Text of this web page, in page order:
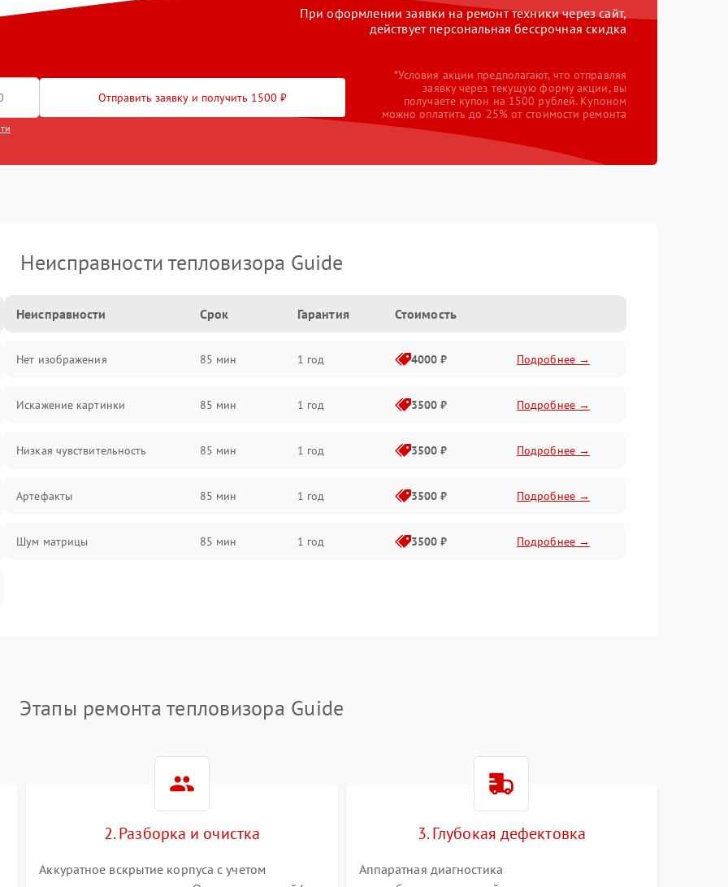
При оформлении заявки на ремонт техники через сайт,
действует персональная бессрочная скидка
Отправить заявку и получить 1500 ₽
*Условия акции предполагают, что отправляя
заявку через текущую форму акции, вы
получаете купон на 1500 рублей. Купоном
можно оплатить до 25% от стоимости ремонта
Неисправности тепловизора Guide
Неисправности Срок Гарантия Стоимость
Нет изображения 85 мин 1 год 4000 ₽ Подробнее →
Искажение картинки 85 мин 1 год 3500 ₽ Подробнее →
Низкая чувствительность 85 мин 1 год 3500 ₽ Подробнее →
Артефакты 85 мин 1 год 3500 ₽ Подробнее →
Шум матрицы 85 мин 1 год 3500 ₽ Подробнее →
Этапы ремонта тепловизора Guide
2. Разборка и очистка
Аккуратное вскрытие корпуса с учетом
3. Глубокая дефектовка
Аппаратная диагностика